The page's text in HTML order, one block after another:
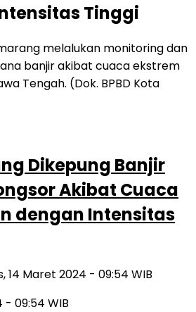
Tinggi
Dikepung Banjir
Akibat Cuaca
dengan Intensitas
14 Maret 2024 - 09:54 WIB
- 09:54 WIB